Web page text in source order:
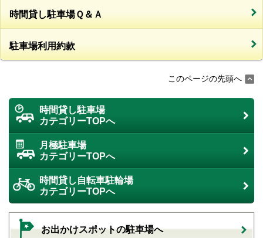
時間貸し駐車場Ｑ＆Ａ
駐車場利用約款
このページの先頭へ
時間貸し駐車場
カテゴリーTOPへ
月極駐車場
カテゴリーTOPへ
時間貸し自転車駐輪場
カテゴリーTOPへ
お出かけスポットの駐車場へ